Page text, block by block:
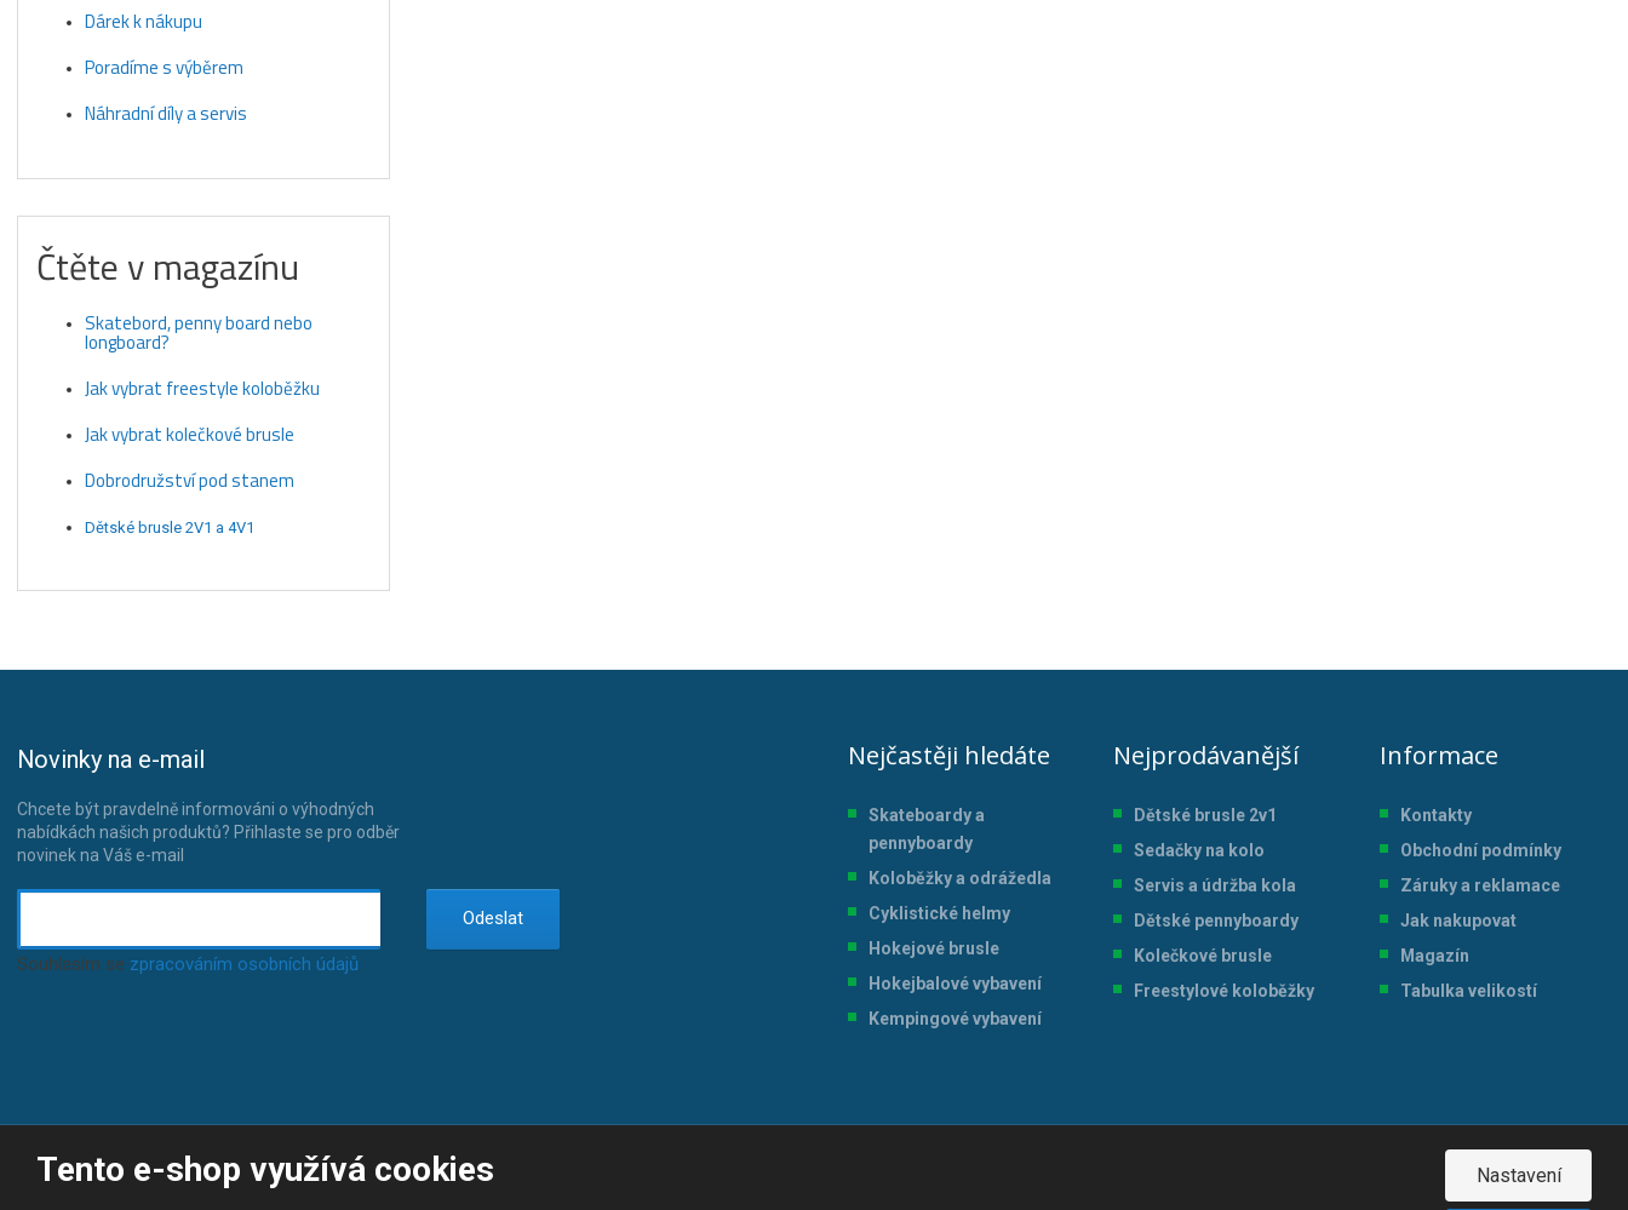
Tento e-shop využívá cookies Nastavení
Dárek k nákupu
Poradíme s výběrem
Náhradní díly a servis
Čtěte v magazínu
Skatebord, penny board nebo
longboard?
Jak vybrat freestyle koloběžku
Jak vybrat kolečkové brusle
Dobrodružství pod stanem
Dětské brusle 2V1 a 4V1
Novinky na e-mail
Chcete být pravdelně informováni o výhodných
nabídkách našich produktů? Přihlaste se pro odběr
novinek na Váš e-mail
Odeslat
Souhlasím se zpracováním osobních údajů.
Nejčastěji hledáte
Skateboardy a
pennyboardy
Koloběžky a odrážedla
Cyklistické helmy
Hokejové brusle
Hokejbalové vybavení
Kempingové vybavení
Nejprodávanější
Dětské brusle 2v1
Sedačky na kolo
Servis a údržba kola
Dětské pennyboardy
Kolečkové brusle
Freestylové koloběžky
Informace
Kontakty
Obchodní podmínky
Záruky a reklamace
Jak nakupovat
Magazín
Tabulka velikostí
© 2026, JP-SPORT.CZ SPORTOVNÍ POTŘEBY
Prohlášení o přístupnosti
|Mapa stránek | |GDPR